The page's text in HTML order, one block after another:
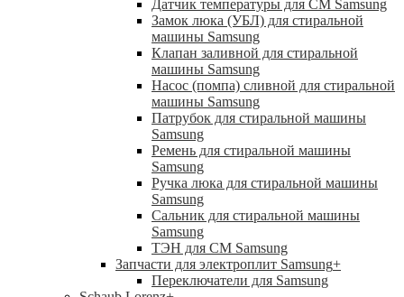
Датчик температуры для СМ Samsung
Замок люка (УБЛ) для стиральной
машины Samsung
Клапан заливной для стиральной
машины Samsung
Насос (помпа) сливной для стиральной
машины Samsung
Патрубок для стиральной машины
Samsung
Ремень для стиральной машины
Samsung
Ручка люка для стиральной машины
Samsung
Сальник для стиральной машины
Samsung
ТЭН для СМ Samsung
Запчасти для электроплит Samsung+
Переключатели для Samsung